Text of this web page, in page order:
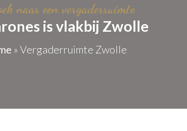
naar een vergaderruimte
is vlakbij Zwolle
»Vergaderruimte Zwolle